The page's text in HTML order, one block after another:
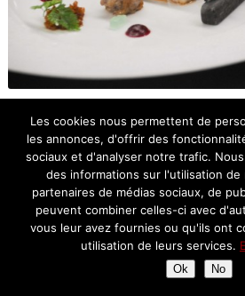
Rouget au chou et gingembre, fumé aux
Garbure iodée au sudachi dans un
Crépinette et petit
L’histoire de ce plat est absolument
échanges avec Michel Sarran (ben oui,
^_^), le Chef raconte ce plat avec un joli
« j’ai pensé à un rouget, qui à Bordeaux
et au lieu de continuer en mer serait parti
Les cookies nous permettent de
les annonces, d'offrir des
sociaux et d'analyser notre trafic.
des informations sur l'utilisation de
partenaires de médias sociaux, de
peuvent combiner celles-ci avec
vous leur avez fournies ou qu'ils ont
utilisation de leurs services.
Ok No